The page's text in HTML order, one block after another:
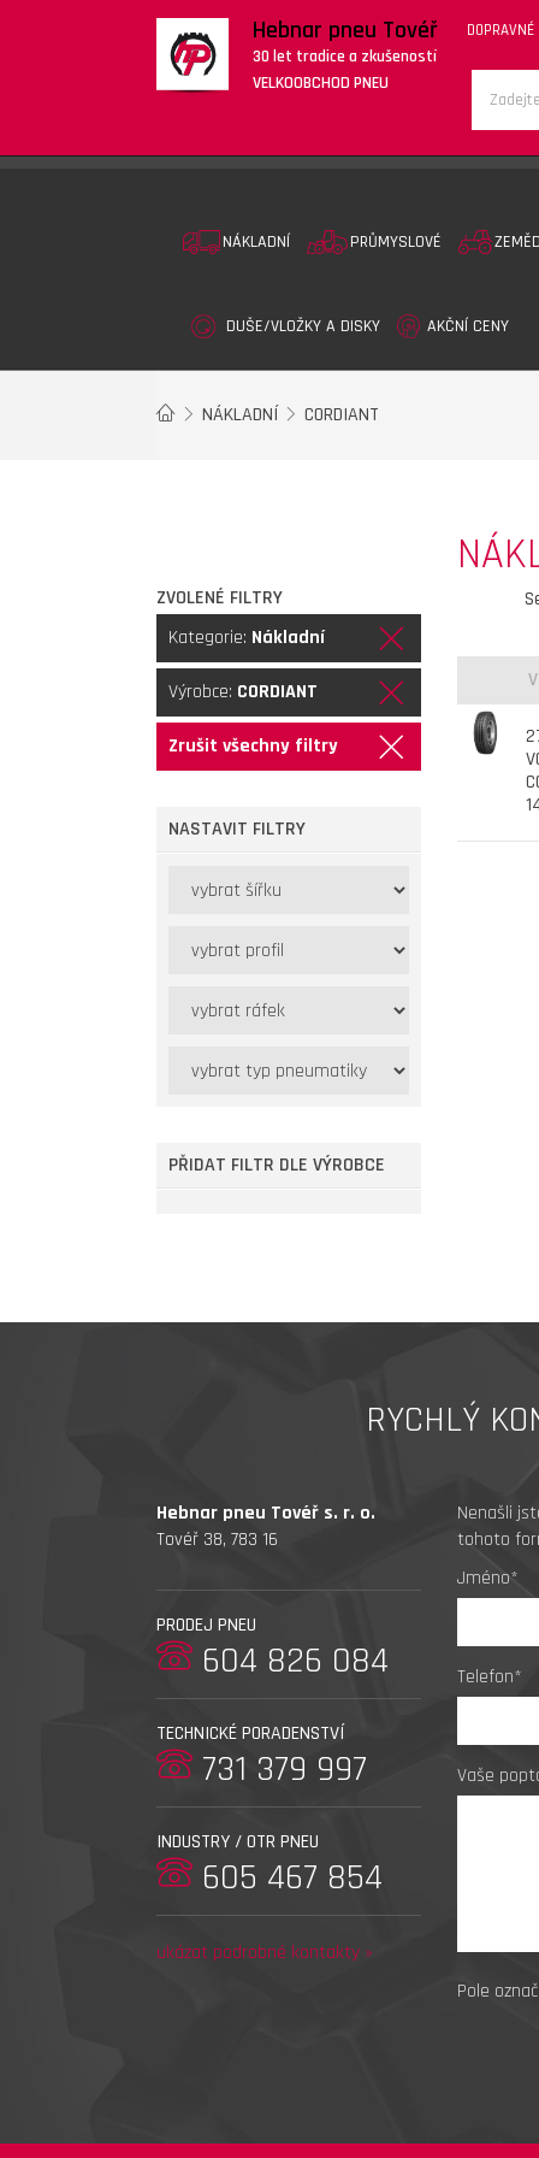
Hebnar pneu Tovéř
30 let tradice a zkušeností
VELKOOBCHOD PNEU
DOPRAVNÉ
NÁKLADNÍ PRŮMYSLOVÉ
DUŠE/VLOŽKY A DISKY AKČNÍ CENY
NÁKLADNÍ CORDIANT
ZVOLENÉ FILTRY
Kategorie: Nákladní
Výrobce: CORDIANT
Zrušit všechny filtry
NASTAVIT FILTRY
PŘIDAT FILTR DLE VÝROBCE
RYCHLÝ
Hebnar pneu Tovéř s. r. o.
Tovéř 38, 783 16
PRODEJ PNEU
604 826 084
TECHNICKÉ PORADENSTVÍ
731 379 997
INDUSTRY / OTR PNEU
605 467 854
ukázat podrobné kontakty »
Nenašli
tohoto
Jméno*
Telefon*
Vaše
Pole